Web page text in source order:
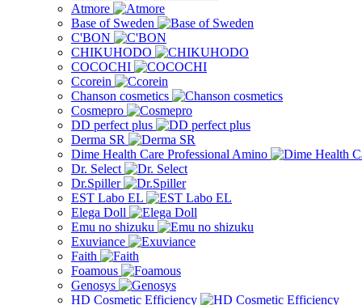
Atmore
Base of Sweden
C'BON
CHIKUHODO
COCOCHI
Ccorein
Chanson cosmetics
Cosmepro
DD perfect plus
Derma SR
Dime Health Care Professional Amino
Dr. Select
Dr.Spiller
EST Labo EL
Elega Doll
Emu no shizuku
Exuviance
Faith
Foamous
Genosys
HD Cosmetic Efficiency